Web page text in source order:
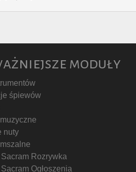
moduły
śpiewów
nuty
Rozrywka
Ogłoszenia